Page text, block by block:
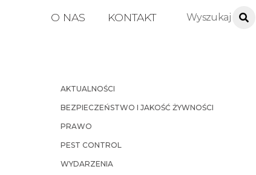
O NAS KONTAKT
AKTUALNOŚCI
BEZPIECZEŃSTWO I JAKOŚĆ ŻYWNOŚCI
PRAWO
PEST CONTROL
WYDARZENIA